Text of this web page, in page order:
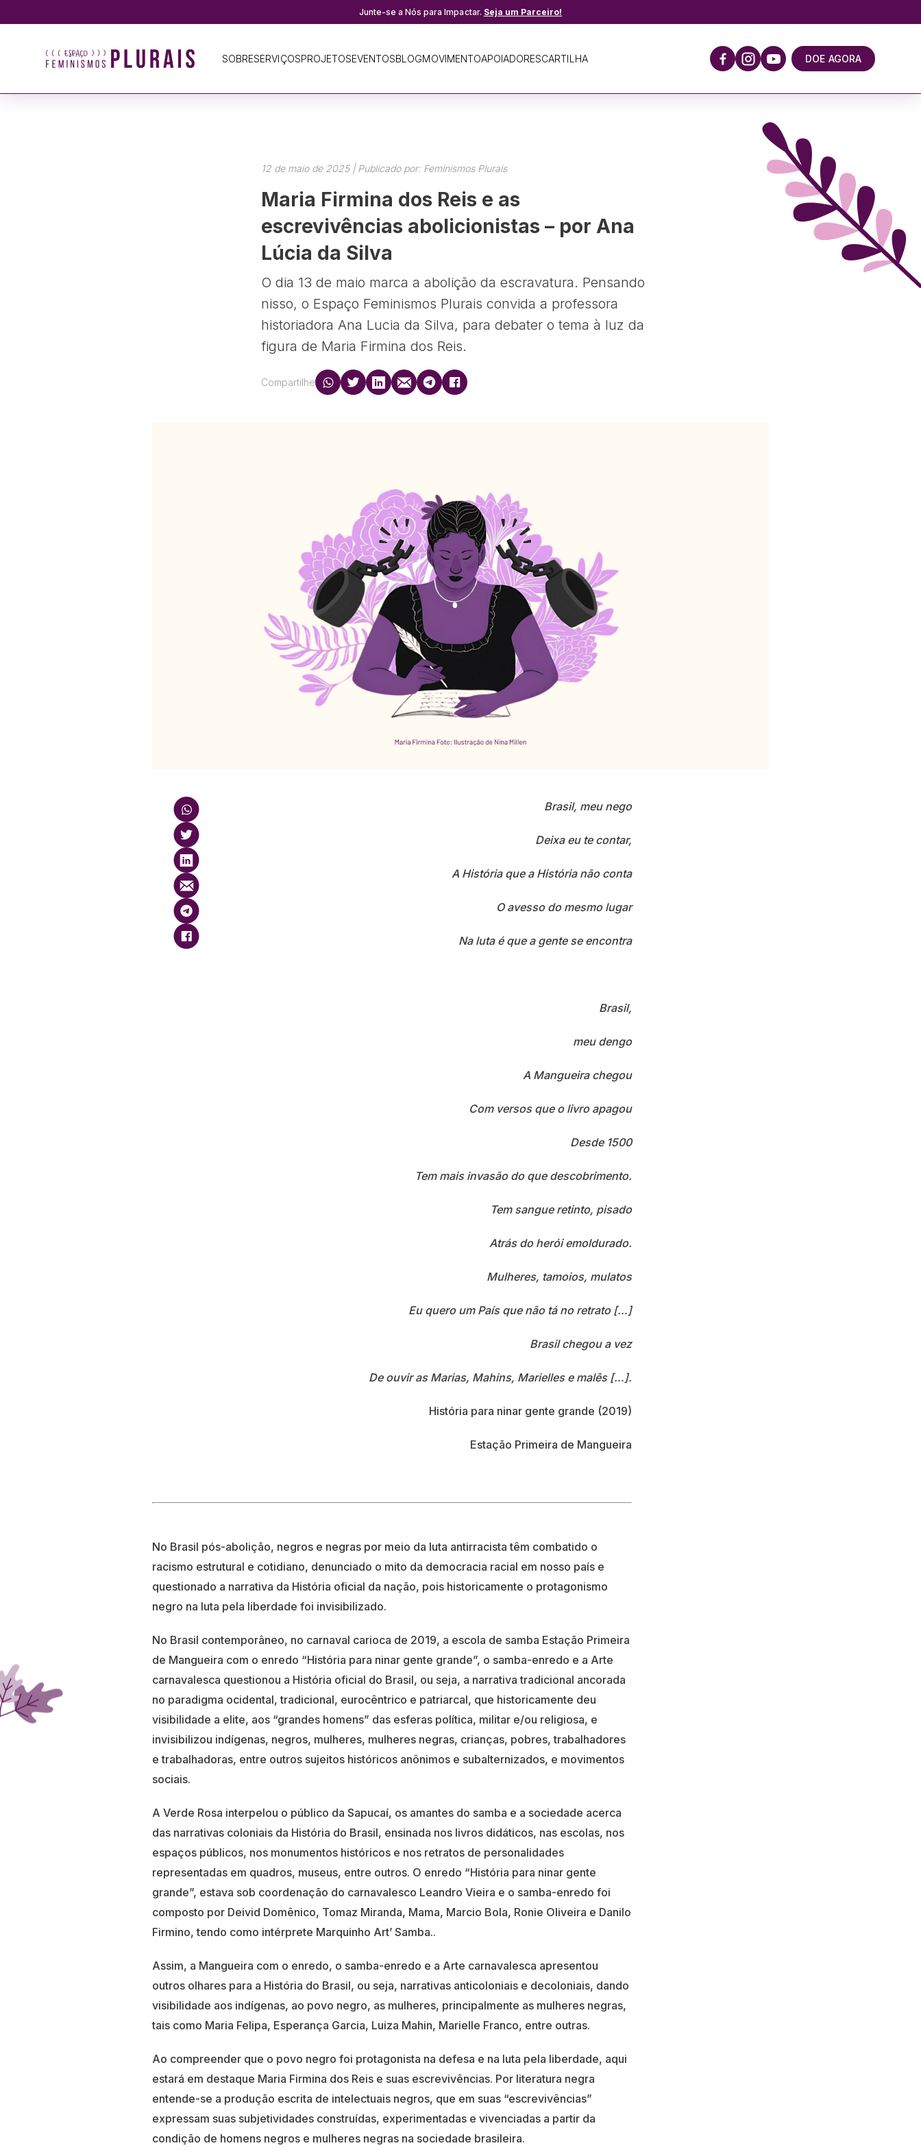
Junte-se a Nós para Impactar. Seja um Parceiro!
SOBRESERVIÇOSPROJETOSEVENTOSBLOGMOVIMENTOAPOIADORESCARTILHA DOE AGORA
12 de maio de 2025 | Publicado por: Feminismos Plurais
Maria Firmina dos Reis e as
escrevivências abolicionistas – por Ana
Lúcia da Silva
O dia 13 de maio marca a abolição da escravatura. Pensando
nisso, o Espaço Feminismos Plurais convida a professora
historiadora Ana Lucia da Silva, para debater o tema à luz da
figura de Maria Firmina dos Reis.
Compartilhe
Brasil, meu nego
Deixa eu te contar,
A História que a História não conta
O avesso do mesmo lugar
Na luta é que a gente se encontra
Brasil,
meu dengo
A Mangueira chegou
Com versos que o livro apagou
Desde 1500
Tem mais invasão do que descobrimento.
Tem sangue retinto, pisado
Atrás do herói emoldurado.
Mulheres, tamoios, mulatos
Eu quero um País que não tá no retrato […]
Brasil chegou a vez
De ouvir as Marias, Mahins, Marielles e malês […].
História para ninar gente grande (2019)
Estação Primeira de Mangueira
No Brasil pós-abolição, negros e negras por meio da luta antirracista têm combatido o
racismo estrutural e cotidiano, denunciado o mito da democracia racial em nosso país e
questionado a narrativa da História oficial da nação, pois historicamente o protagonismo
negro na luta pela liberdade foi invisibilizado.
No Brasil contemporâneo, no carnaval carioca de 2019, a escola de samba Estação Primeira
de Mangueira com o enredo “História para ninar gente grande”, o samba-enredo e a Arte
carnavalesca questionou a História oficial do Brasil, ou seja, a narrativa tradicional ancorada
no paradigma ocidental, tradicional, eurocêntrico e patriarcal, que historicamente deu
visibilidade a elite, aos “grandes homens” das esferas política, militar e/ou religiosa, e
invisibilizou indígenas, negros, mulheres, mulheres negras, crianças, pobres, trabalhadores
e trabalhadoras, entre outros sujeitos históricos anônimos e subalternizados, e movimentos
sociais.
A Verde Rosa interpelou o público da Sapucaí, os amantes do samba e a sociedade acerca
das narrativas coloniais da História do Brasil, ensinada nos livros didáticos, nas escolas, nos
espaços públicos, nos monumentos históricos e nos retratos de personalidades
representadas em quadros, museus, entre outros. O enredo “História para ninar gente
grande”, estava sob coordenação do carnavalesco Leandro Vieira e o samba-enredo foi
composto por Deivid Domênico, Tomaz Miranda, Mama, Marcio Bola, Ronie Oliveira e Danilo
Firmino, tendo como intérprete Marquinho Art’ Samba..
Assim, a Mangueira com o enredo, o samba-enredo e a Arte carnavalesca apresentou
outros olhares para a História do Brasil, ou seja, narrativas anticoloniais e decoloniais, dando
visibilidade aos indígenas, ao povo negro, as mulheres, principalmente as mulheres negras,
tais como Maria Felipa, Esperança Garcia, Luiza Mahin, Marielle Franco, entre outras.
Ao compreender que o povo negro foi protagonista na defesa e na luta pela liberdade, aqui
estará em destaque Maria Firmina dos Reis e suas escrevivências. Por literatura negra
entende-se a produção escrita de intelectuais negros, que em suas “escrevivências”
expressam suas subjetividades construídas, experimentadas e vivenciadas a partir da
condição de homens negros e mulheres negras na sociedade brasileira.